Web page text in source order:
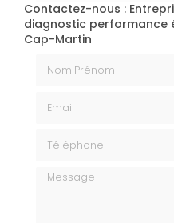
Contactez-nous :
diagnostic performance
Cap-Martin
Message